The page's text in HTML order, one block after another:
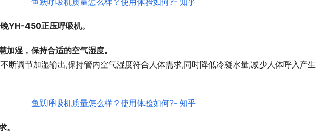
YH-450正压呼吸机。
湿，保持合适的空气湿度。
断调节加湿输出,保持管内空气湿度符合人体需求,同时降低冷凝水量,减少人体呼入产生
。